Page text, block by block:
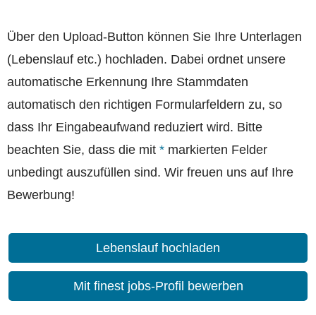
Über den Upload-Button können Sie Ihre Unterlagen
(Lebenslauf etc.) hochladen. Dabei ordnet unsere
automatische Erkennung Ihre Stammdaten
automatisch den richtigen Formularfeldern zu, so
dass Ihr Eingabeaufwand reduziert wird. Bitte
beachten Sie, dass die mit * markierten Felder
unbedingt auszufüllen sind. Wir freuen uns auf Ihre
Bewerbung!
Lebenslauf hochladen
Mit finest jobs-Profil bewerben